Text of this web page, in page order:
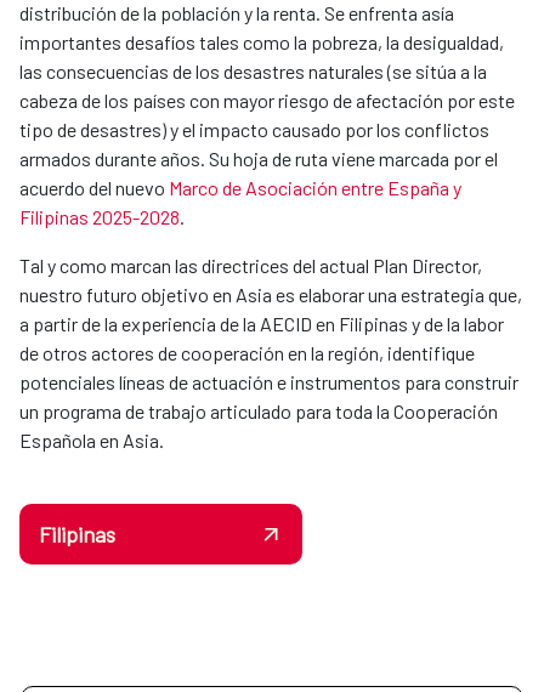
distribución de la población y la renta. Se enfrenta asía
importantes desafíos tales como la pobreza, la desigualdad,
las consecuencias de los desastres naturales (se sitúa a la
cabeza de los países con mayor riesgo de afectación por este
tipo de desastres) y el impacto causado por los conflictos
armados durante años. Su hoja de ruta viene marcada por el
acuerdo del nuevo Marco de Asociación entre España y
Filipinas 2025-2028.
Tal y como marcan las directrices del actual Plan Director,
nuestro futuro objetivo en Asia es elaborar una estrategia que,
a partir de la experiencia de la AECID en Filipinas y de la labor
de otros actores de cooperación en la región, identifique
potenciales líneas de actuación e instrumentos para construir
un programa de trabajo articulado para toda la Cooperación
Española en Asia.
Filipinas